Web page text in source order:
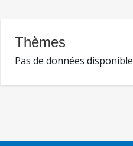
Thèmes
Pas de données